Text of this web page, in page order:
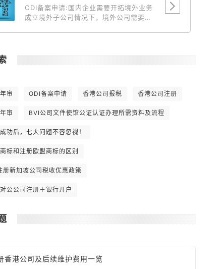
供应商及银行良好印象，有助业务发展。
成立有限公司的税务优惠 1. 可全数扣除
董事 (东主) 及其配偶之薪金可作为支出
全球最低。 6. 可全数扣除支出如楼宇和
之折旧免税额。
ODI备案申请:国内企业需要开拓境外业务
成立境外子公司情况下，境外公司需要国
委发起申请对这笔资金的汇出做合规合法
化说明。
审 ODI备案申请 香港公司报税 香港公司注册
审 BVI公司文件使馆公证认证办理所需资料及流程
功后，七大问题不容忽视！
标和注册欧盟商标的区别
册新加坡公司税收优惠政策
公公司注册＋银行开户
香港公司及后续维护费用一览